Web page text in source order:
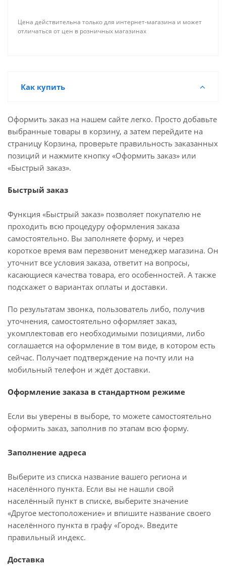
Цена действительна только для интернет-магазина и может
отличаться от цен в розничных магазинах
Как купить
Оформить заказ на нашем сайте легко. Просто добавьте
выбранные товары в корзину, а затем перейдите на
страницу Корзина, проверьте правильность заказанных
позиций и нажмите кнопку «Оформить заказ» или
«Быстрый заказ».
Быстрый заказ
Функция «Быстрый заказ» позволяет покупателю не
проходить всю процедуру оформления заказа
самостоятельно. Вы заполняете форму, и через
короткое время вам перезвонит менеджер магазина. Он
уточнит все условия заказа, ответит на вопросы,
касающиеся качества товара, его особенностей. А также
подскажет о вариантах оплаты и доставки.
По результатам звонка, пользователь либо, получив
уточнения, самостоятельно оформляет заказ,
укомплектовав его необходимыми позициями, либо
соглашается на оформление в том виде, в котором есть
сейчас. Получает подтверждение на почту или на
мобильный телефон и ждёт доставки.
Оформление заказа в стандартном режиме
Если вы уверены в выборе, то можете самостоятельно
оформить заказ, заполнив по этапам всю форму.
Заполнение адреса
Выберите из списка название вашего региона и
населённого пункта. Если вы не нашли свой
населённый пункт в списке, выберите значение
«Другое местоположение» и впишите название своего
населённого пункта в графу «Город». Введите
правильный индекс.
Доставка